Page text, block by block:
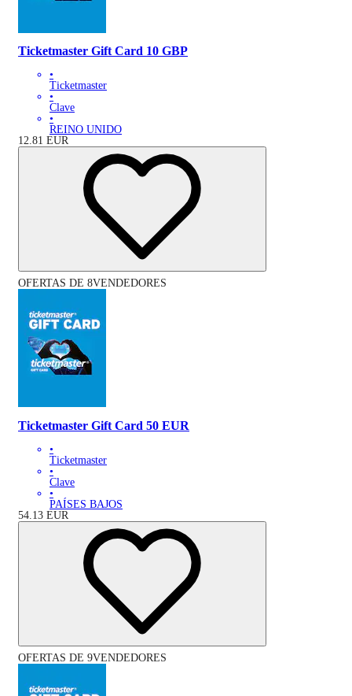
Ticketmaster Gift Card 10 GBP
•
Ticketmaster
•
Clave
•
REINO UNIDO
12.81 EUR
OFERTAS DE 8VENDEDORES
Ticketmaster Gift Card 50 EUR
•
Ticketmaster
•
Clave
•
PAÍSES BAJOS
54.13 EUR
OFERTAS DE 9VENDEDORES